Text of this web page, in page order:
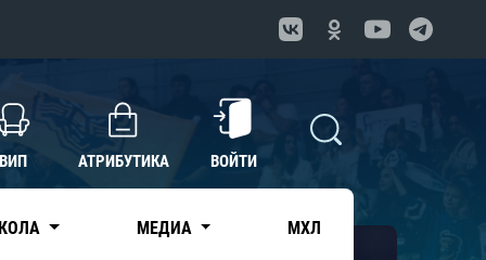
ВИП АТРИБУТИКА ВОЙТИ
МЕДИА МХЛ